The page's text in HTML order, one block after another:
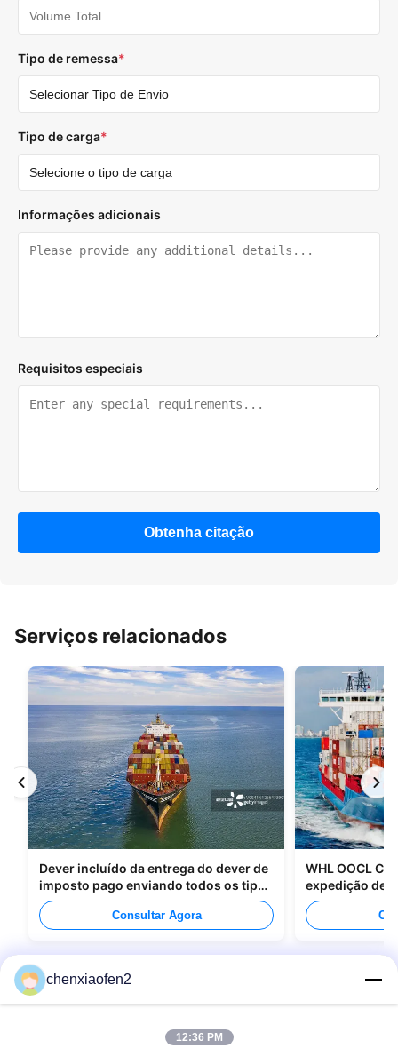
Tipo de remessa*
Tipo de carga*
Informações adicionais
Requisitos especiais
Obtenha citação
Serviços relacionados
Dever incluído da entrega do dever de
imposto pago enviando todos os tipos
de empacotamento
Consultar Agora
WHL OOCL
expedição de
para o Canadá
chenxiaofen2
12:36 PM